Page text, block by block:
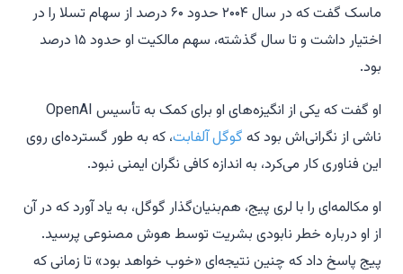
ماسک گفت که در سال ۲۰۰۴ حدود ۶۰ درصد از سهام تسلا را در
اختیار داشت و تا سال گذشته، سهم مالکیت او حدود ۱۵ درصد
بود.
او گفت که یکی از انگیزه‌های او برای کمک به تأسیس OpenAI
ناشی از نگرانی‌اش بود که گوگل آلفابت، که به طور گسترده‌ای روی
این فناوری کار می‌کرد، به اندازه کافی نگران ایمنی نبود.
او مکالمه‌ای را با لری پیج، هم‌بنیان‌گذار گوگل، به یاد آورد که در آن
از او درباره خطر نابودی بشریت توسط هوش مصنوعی پرسید.
پیج پاسخ داد که چنین نتیجه‌ای «خوب خواهد بود» تا زمانی که